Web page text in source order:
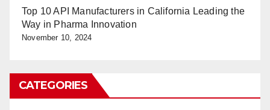
Top 10 API Manufacturers in California Leading the
Way in Pharma Innovation
November 10, 2024
CATEGORIES